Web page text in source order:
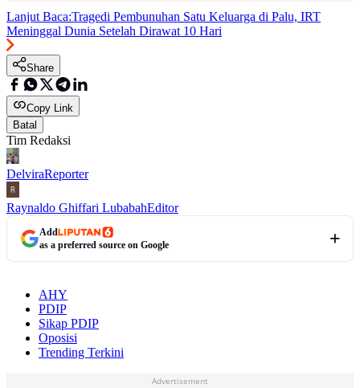
Lanjut Baca:Tragedi Pembunuhan Satu Keluarga di Palu, IRT
Meninggal Dunia Setelah Dirawat 10 Hari
Share
Copy Link
Batal
Tim Redaksi
DelviraReporter
Raynaldo Ghiffari LubabahEditor
Add
as a preferred source on Google
AHY
PDIP
Sikap PDIP
Oposisi
Trending Terkini
Advertisement